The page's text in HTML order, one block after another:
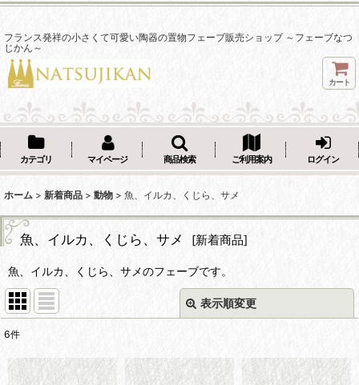
フランス発祥の小さくて可愛い陶器の置物フェーブ販売ショップ ～フェーブなつ
じかん～
カート
カテゴリ マイページ 商品検索 ご利用案内 ログイン
ホーム > 新着商品 > 動物 > 魚、イルカ、くじら、サメ
魚、イルカ、くじら、サメ [新着商品]
魚、イルカ、くじら、サメのフェーブです。
表示順変更
6件